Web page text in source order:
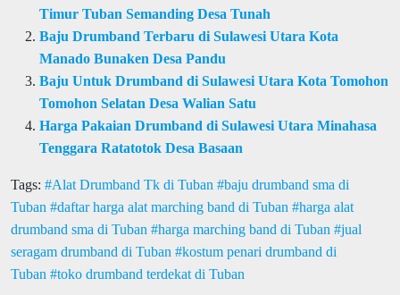
Timur Tuban Semanding Desa Tunah
Baju Drumband Terbaru di Sulawesi Utara Kota
Manado Bunaken Desa Pandu
Baju Untuk Drumband di Sulawesi Utara Kota Tomohon
Tomohon Selatan Desa Walian Satu
Harga Pakaian Drumband di Sulawesi Utara Minahasa
Tenggara Ratatotok Desa Basaan
Tags: Alat Drumband Tk di Tuban
baju drumband sma di
Tuban
daftar harga alat marching band di Tuban
harga alat
drumband sma di Tuban
harga marching band di Tuban
jual
seragam drumband di Tuban
kostum penari drumband di
Tuban
toko drumband terdekat di Tuban